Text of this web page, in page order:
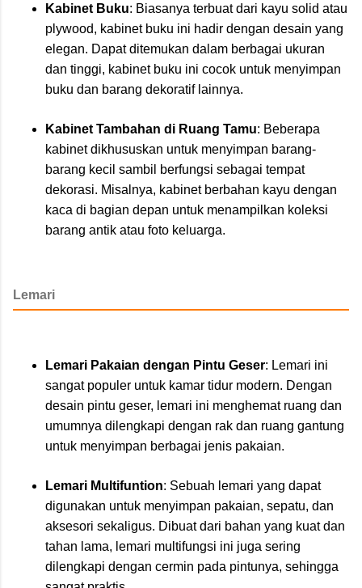
Kabinet Buku: Biasanya terbuat dari kayu solid atau
plywood, kabinet buku ini hadir dengan desain yang
elegan. Dapat ditemukan dalam berbagai ukuran
dan tinggi, kabinet buku ini cocok untuk menyimpan
buku dan barang dekoratif lainnya.
Kabinet Tambahan di Ruang Tamu: Beberapa
kabinet dikhususkan untuk menyimpan barang-
barang kecil sambil berfungsi sebagai tempat
dekorasi. Misalnya, kabinet berbahan kayu dengan
kaca di bagian depan untuk menampilkan koleksi
barang antik atau foto keluarga.
Lemari
Lemari Pakaian dengan Pintu Geser: Lemari ini
sangat populer untuk kamar tidur modern. Dengan
desain pintu geser, lemari ini menghemat ruang dan
umumnya dilengkapi dengan rak dan ruang gantung
untuk menyimpan berbagai jenis pakaian.
Lemari Multifuntion: Sebuah lemari yang dapat
digunakan untuk menyimpan pakaian, sepatu, dan
aksesori sekaligus. Dibuat dari bahan yang kuat dan
tahan lama, lemari multifungsi ini juga sering
dilengkapi dengan cermin pada pintunya, sehingga